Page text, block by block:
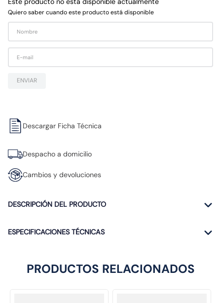
Quiero saber cuando este producto está disponible
ENVIAR
Descargar Ficha Técnica
Despacho a domicilio
Cambios y devoluciones
DESCRIPCIÓN DEL PRODUCTO
ESPECIFICACIONES TÉCNICAS
PRODUCTOS RELACIONADOS